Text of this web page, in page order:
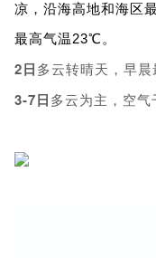
凉，沿海高地和海区
最高气温23℃。
2日多云转晴天，早
3-7日多云为主，空气